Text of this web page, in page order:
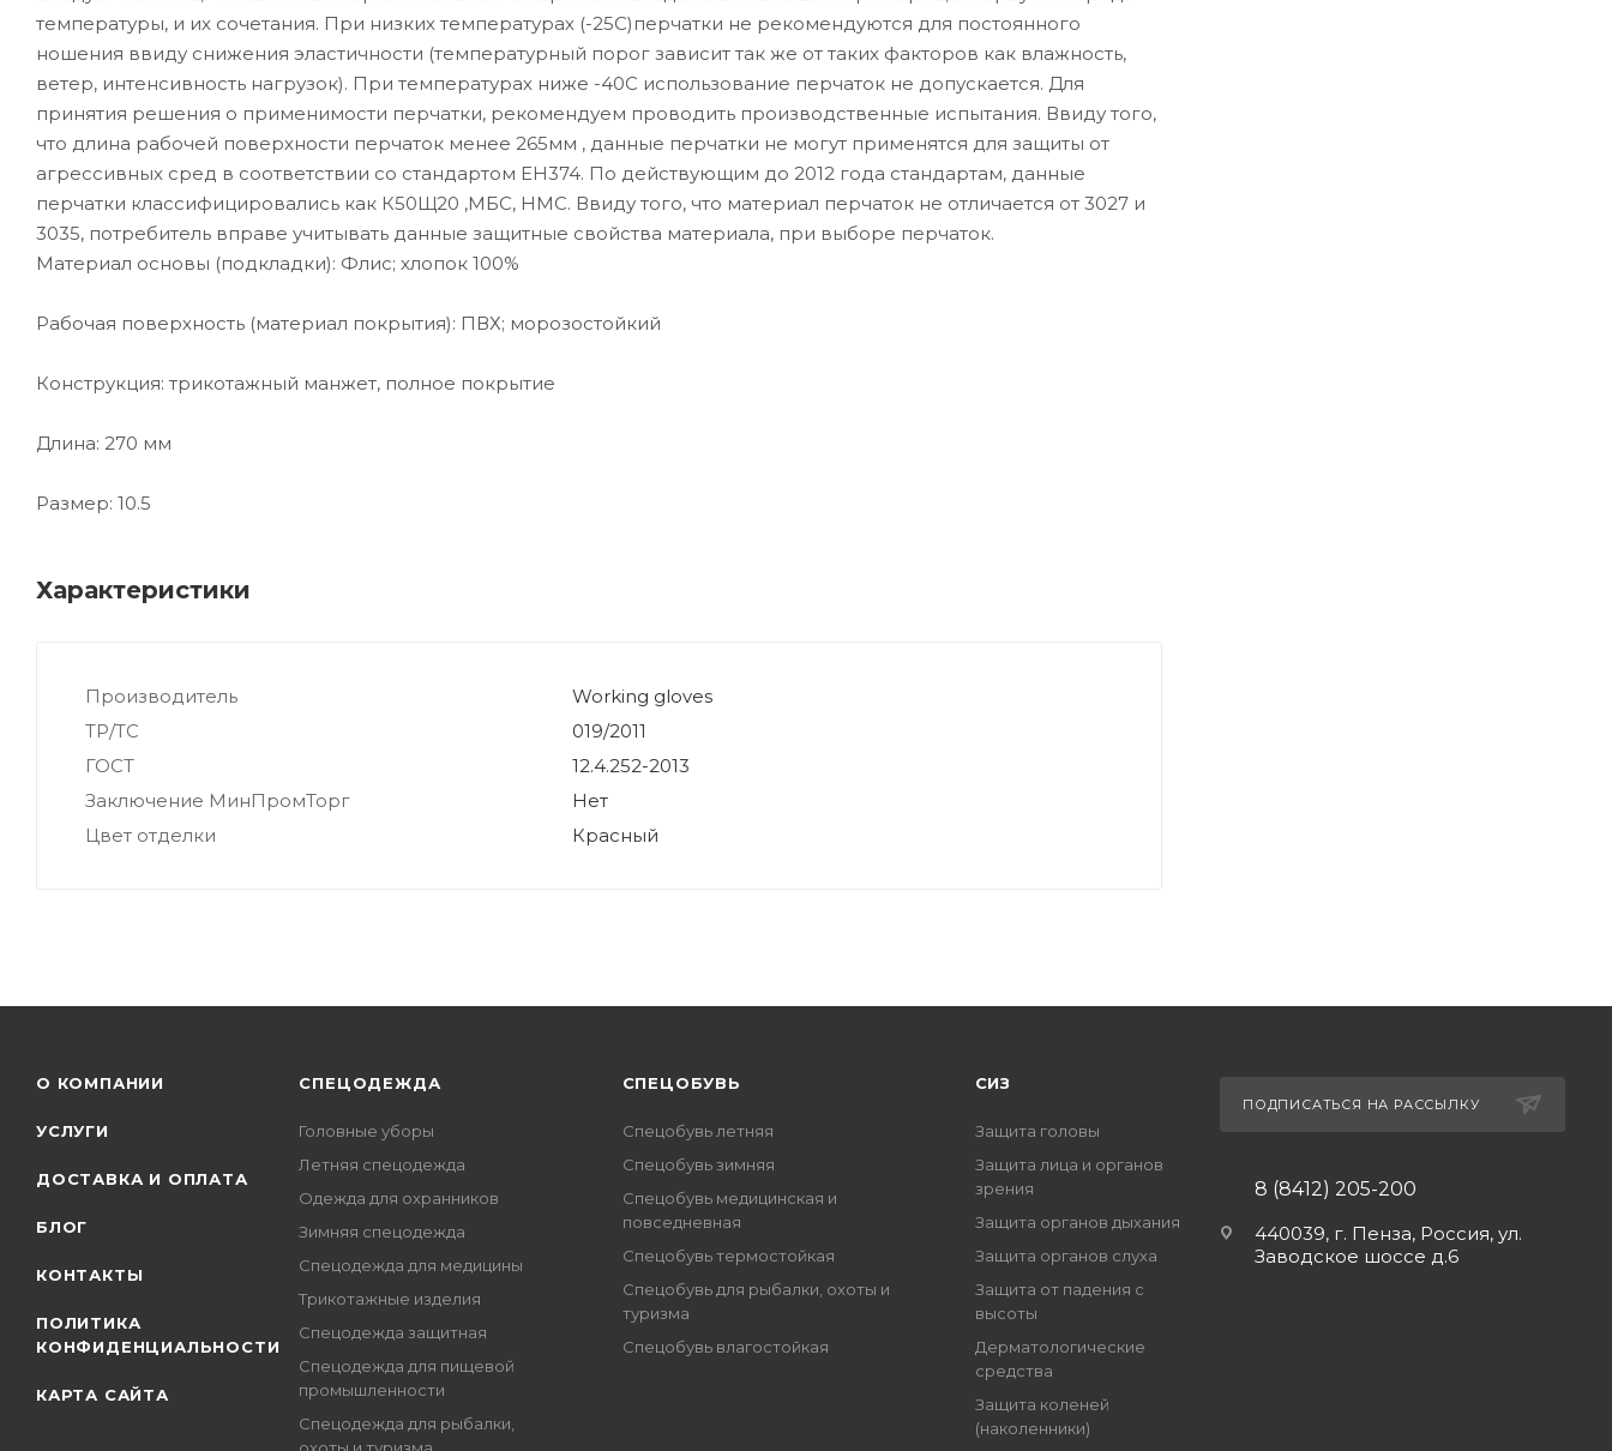
температуры, и их сочетания. При низких температурах (-25С)перчатки не рекомендуются для постоянного
ношения ввиду снижения эластичности (температурный порог зависит так же от таких факторов как влажность,
ветер, интенсивность нагрузок). При температурах ниже -40С использование перчаток не допускается. Для
принятия решения о применимости перчатки, рекомендуем проводить производственные испытания. Ввиду того,
что длина рабочей поверхности перчаток менее 265мм , данные перчатки не могут применятся для защиты от
агрессивных сред в соответствии со стандартом ЕН374. По действующим до 2012 года стандартам, данные
перчатки классифицировались как К50Щ20 ,МБС, НМС. Ввиду того, что материал перчаток не отличается от 3027 и
3035, потребитель вправе учитывать данные защитные свойства материала, при выборе перчаток.
Материал основы (подкладки): Флис; хлопок 100%
Рабочая поверхность (материал покрытия): ПВХ; морозостойкий
Конструкция: трикотажный манжет, полное покрытие
Длина: 270 мм
Размер: 10.5
Характеристики
Производитель
Working gloves
ТР/ТС
019/2011
ГОСТ
12.4.252-2013
Заключение МинПромТорг
Нет
Цвет отделки
Красный
О КОМПАНИИ
УСЛУГИ
ДОСТАВКА И ОПЛАТА
БЛОГ
КОНТАКТЫ
ПОЛИТИКА
КОНФИДЕНЦИАЛЬНОСТИ
КАРТА САЙТА
СПЕЦОДЕЖДА
Головные уборы
Летняя спецодежда
Одежда для охранников
Зимняя спецодежда
Спецодежда для медицины
Трикотажные изделия
Спецодежда защитная
Спецодежда для пищевой
промышленности
Спецодежда для рыбалки,
CПЕЦОБУВЬ
Спецобувь летняя
Спецобувь зимняя
Спецобувь медицинская и
повседневная
Спецобувь термостойкая
Спецобувь для рыбалки, охоты и
туризма
Спецобувь влагостойкая
СИЗ
Защита головы
Защита лица и органов
зрения
Защита органов дыхания
Защита органов слуха
Защита от падения с
высоты
Дерматологические
средства
Защита коленей
(наколенники)
ПОДПИСАТЬСЯ НА РАССЫЛКУ
8 (8412) 205-200
440039, г. Пенза, Россия, ул.
Заводское шоссе д.6